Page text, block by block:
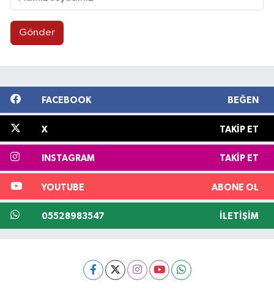
Gönder
FACEBOOK BEĞEN
X TAKIP ET
INSTAGRAM TAKIP ET
YOUTUBE ABONE OL
05528983547 İLETIŞIM